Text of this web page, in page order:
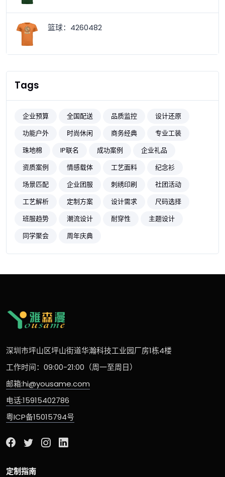
篮球：4260482
Tags
企业预算 全国配送 品质监控
设计还原
功能户外
时尚休闲 商务经典
专业工装
珠地棉
IP联名 成功案例
企业礼品
资质案例
情感载体 工艺面料
纪念衫
场景匹配
企业团服 刺绣印刷
社团活动
工艺解析
定制方案 设计需求
尺码选择
班服趋势
潮流设计 耐穿性
主题设计
同学聚会
周年庆典
深圳市坪山区坪山街道华瀚科技工业园厂房1栋4楼
工作时间：09:00-21:00（周一至周日）
邮箱:hi@yousame.com
电话:15915402786
粤ICP备15015794号
定制指南